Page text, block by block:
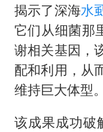
揭示了深海水
它们从细菌那
谢相关基因，
配和利用，从
维持巨大体型。
该成果成功破